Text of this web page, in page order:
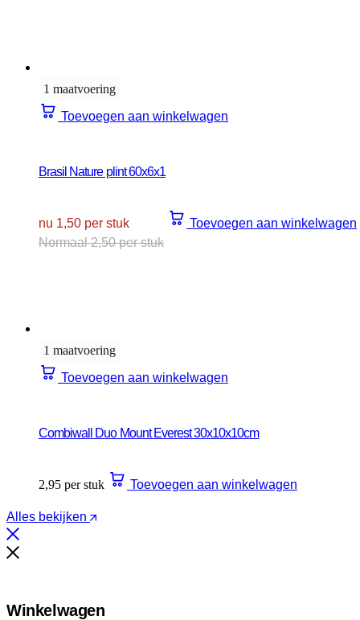
1 maatvoering
Toevoegen aan winkelwagen
Brasil Nature plint 60x6x1
nu 1,50 per stuk
Normaal 2,50 per stuk
Toevoegen aan winkelwagen
1 maatvoering
Toevoegen aan winkelwagen
Combiwall Duo Mount Everest 30x10x10cm
2,95 per stuk Toevoegen aan winkelwagen
Alles bekijken
Winkelwagen